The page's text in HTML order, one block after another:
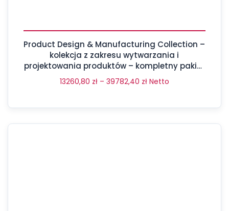
Product Design & Manufacturing Collection –
kolekcja z zakresu wytwarzania i
projektowania produktów – kompletny pakiet
aż 17 programów
13260,80 zł – 39782,40 zł Netto